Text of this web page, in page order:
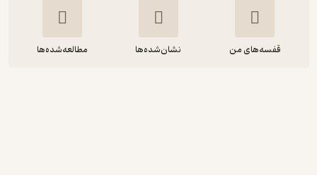
قفسه‌های من نشان‌شده‌ها مطالعه‌شده‌ها